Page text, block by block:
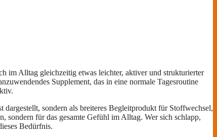
im Alltag gleichzeitig etwas leichter, aktiver und strukturierter
Supplement, das in eine normale Tagesroutine
sondern als breiteres Begleitprodukt für Stoffwechsel,
sondern für das gesamte Gefühl im Alltag. Wer sich schlapp,
Bedürfnis.